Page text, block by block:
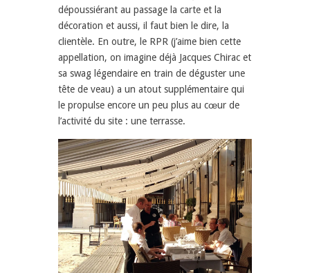
dépoussiérant au passage la carte et la
décoration et aussi, il faut bien le dire, la
clientèle. En outre, le RPR (j’aime bien cette
appellation, on imagine déjà Jacques Chirac et
sa swag légendaire en train de déguster une
tête de veau) a un atout supplémentaire qui
le propulse encore un peu plus au cœur de
l’activité du site : une terrasse.